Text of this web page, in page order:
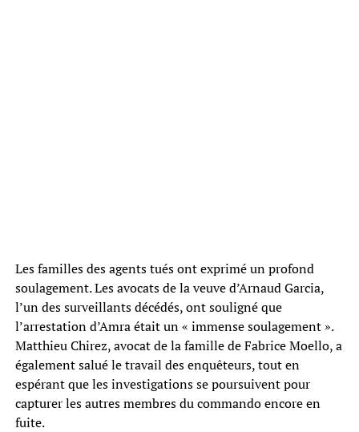
Les familles des agents tués ont exprimé un profond
soulagement. Les avocats de la veuve d’Arnaud Garcia,
l’un des surveillants décédés, ont souligné que
l’arrestation d’Amra était un « immense soulagement ».
Matthieu Chirez, avocat de la famille de Fabrice Moello, a
également salué le travail des enquêteurs, tout en
espérant que les investigations se poursuivent pour
capturer les autres membres du commando encore en
fuite.